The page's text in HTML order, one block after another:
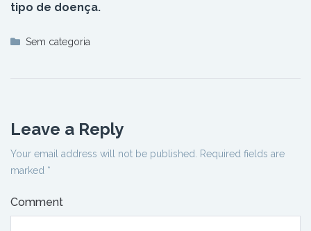
tipo de doença.
Sem categoria
Leave a Reply
Your email address will not be published. Required fields are
marked *
Comment